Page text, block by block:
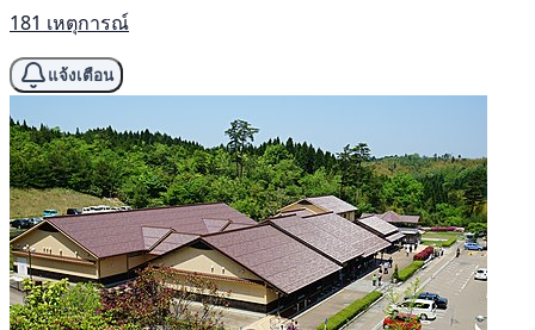
181 เหตุการณ์
แจ้งเตือน